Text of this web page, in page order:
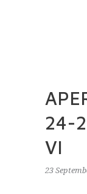
24-
VI
23